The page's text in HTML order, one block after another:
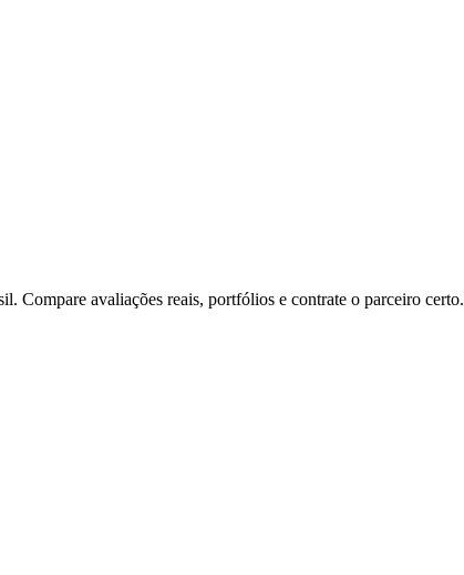
Compare avaliações reais, portfólios e contrate o parceiro certo.